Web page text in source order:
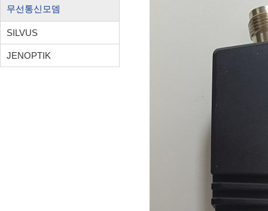
무선통신모뎀
SILVUS
JENOPTIK